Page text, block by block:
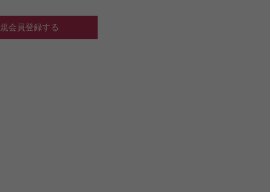
会員登録する